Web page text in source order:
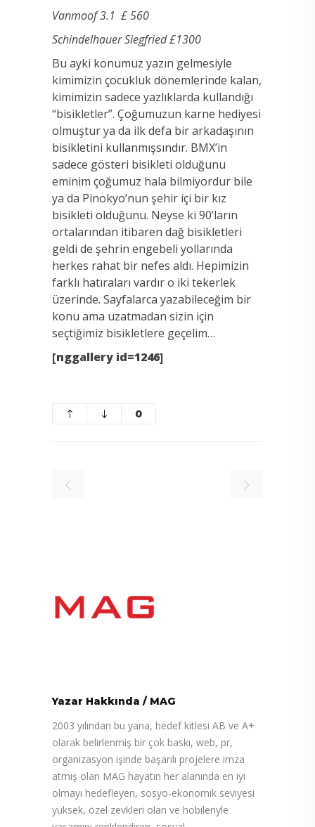
Vanmoof 3.1 £ 560
Schindelhauer Siegfried £1300
Bu ayki konumuz yazın gelmesiyle
kimimizin çocukluk dönemlerinde kalan,
kimimizin sadece yazlıklarda kullandığı
“bisikletler”. Çoğumuzun karne hediyesi
olmuştur ya da ilk defa bir arkadaşının
bisikletini kullanmışsındır. BMX’in
sadece gösteri bisikleti olduğunu
eminim çoğumuz hala bilmiyordur bile
ya da Pinokyo’nun şehir içi bir kız
bisikleti olduğunu. Neyse ki 90’ların
ortalarından itibaren dağ bisikletleri
geldi de şehrin engebeli yollarında
herkes rahat bir nefes aldı. Hepimizin
farklı hatıraları vardır o iki tekerlek
üzerinde. Sayfalarca yazabileceğim bir
konu ama uzatmadan sizin için
seçtiğimiz bisikletlere geçelim…
[nggallery id=1246]
0
Yazar Hakkında / MAG
2003 yılından bu yana, hedef kitlesi AB ve A+
olarak belirlenmiş bir çok baskı, web, pr,
organizasyon işinde başarılı projelere imza
atmış olan MAG hayatın her alanında en iyi
olmayı hedefleyen, sosyo-ekonomik seviyesi
yüksek, özel zevkleri olan ve hobileriyle